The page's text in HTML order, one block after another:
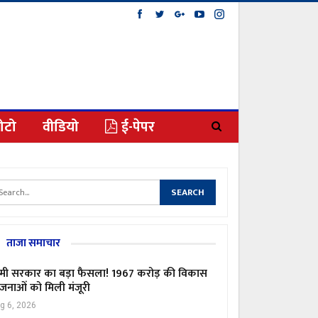
वीडियो ई-पेपर
ताजा समाचार
सरकार का बड़ा फैसला! 1967 करोड़ की विकास
को मिली मंजूरी
6, 2026